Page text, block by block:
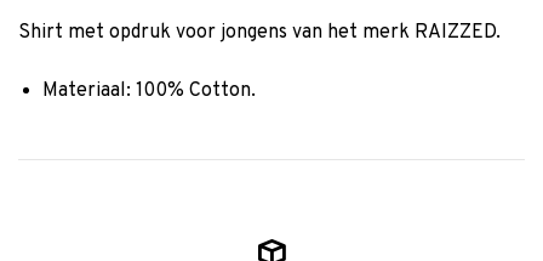
Shirt met opdruk voor jongens van het merk RAIZZED.
Materiaal: 100% Cotton.